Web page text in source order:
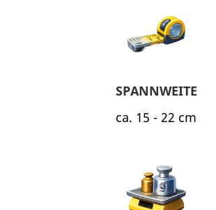
SPANNWEITE
ca. 15 - 22 cm